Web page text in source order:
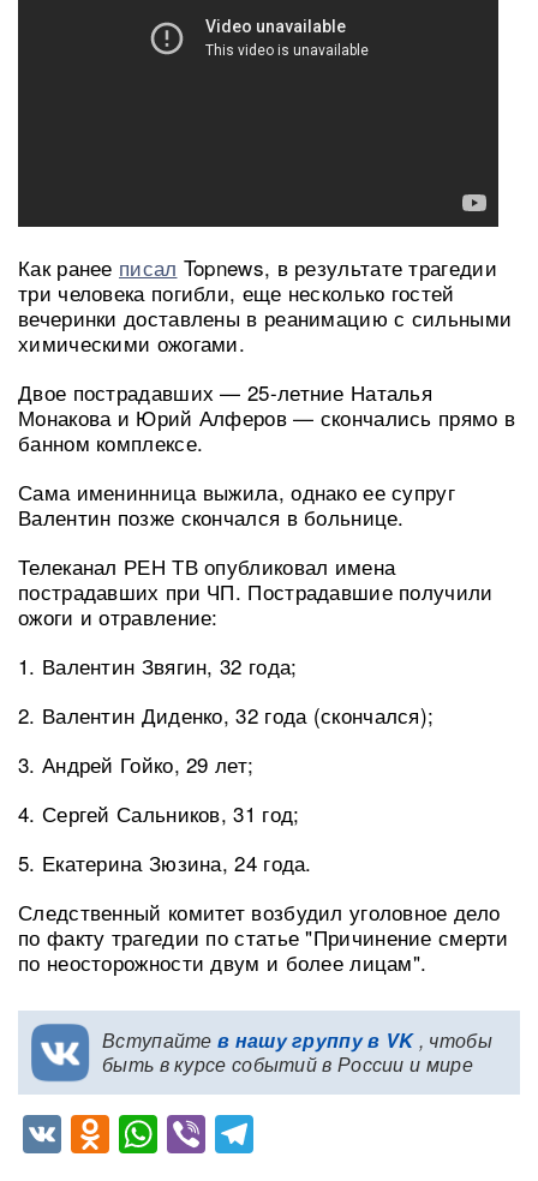
Как ранее писал Topnews, в результате трагедии
три человека погибли, еще несколько гостей
вечеринки доставлены в реанимацию с сильными
химическими ожогами.
Двое пострадавших — 25-летние Наталья
Монакова и Юрий Алферов — скончались прямо в
банном комплексе.
Сама именинница выжила, однако ее супруг
Валентин позже скончался в больнице.
Телеканал РЕН ТВ опубликовал имена
пострадавших при ЧП. Пострадавшие получили
ожоги и отравление:
1. Валентин Звягин, 32 года;
2. Валентин Диденко, 32 года (скончался);
3. Андрей Гойко, 29 лет;
4. Сергей Сальников, 31 год;
5. Екатерина Зюзина, 24 года.
Следственный комитет возбудил уголовное дело
по факту трагедии по статье "Причинение смерти
по неосторожности двум и более лицам".
Вступайте в нашу группу в VK, чтобы
быть в курсе событий в России и мире
VKOdnoklassniki
WhatsApp
Viber